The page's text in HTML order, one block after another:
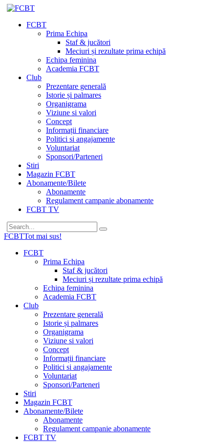
FCBT
Prima Echipa
Staf & jucători
Meciuri și rezultate prima echipă
Echipa feminina
Academia FCBT
Club
Prezentare generală
Istorie și palmares
Organigrama
Viziune si valori
Concept
Informații financiare
Politici si angajamente
Voluntariat
Sponsori/Parteneri
Stiri
Magazin FCBT
Abonamente/Bilete
Abonamente
Regulament campanie abonamente
FCBT TV
FCBTTot mai sus!
FCBT
Prima Echipa
Staf & jucători
Meciuri și rezultate prima echipă
Echipa feminina
Academia FCBT
Club
Prezentare generală
Istorie și palmares
Organigrama
Viziune si valori
Concept
Informații financiare
Politici si angajamente
Voluntariat
Sponsori/Parteneri
Stiri
Magazin FCBT
Abonamente/Bilete
Abonamente
Regulament campanie abonamente
FCBT TV